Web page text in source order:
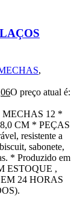
,
O preço atual é:
12 *
CM * PEÇAS
resistente a
sabonete,
* Produzido em
ESTOQUE ,
24 HORAS